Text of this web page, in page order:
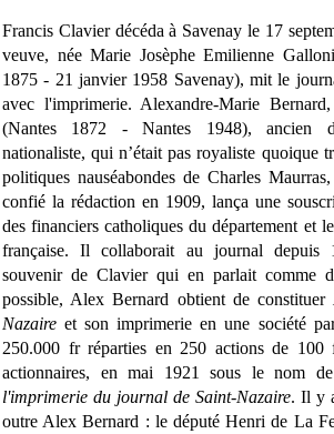
Francis Clavier décéda à Savenay le 17
veuve, née Marie Josèphe Emilienne
1875 - 21 janvier 1958 Savenay), mit le
avec l'imprimerie. Alexandre-Marie
(Nantes 1872 - Nantes 1948), ancien
nationaliste, qui n’était pas royaliste quoique
politiques nauséabondes de Charles
confié la rédaction en 1909, lança une
des financiers catholiques du département et
française. Il collaborait au journal depuis
souvenir de Clavier qui en parlait comme
possible, Alex Bernard obtient de constituer
Nazaire et son imprimerie en une société
250.000 fr réparties en 250 actions de 100
actionnaires, en mai 1921 sous le nom de
l'imprimerie du journal de Saint-Nazaire. Il y
outre Alex Bernard : le député Henri de La